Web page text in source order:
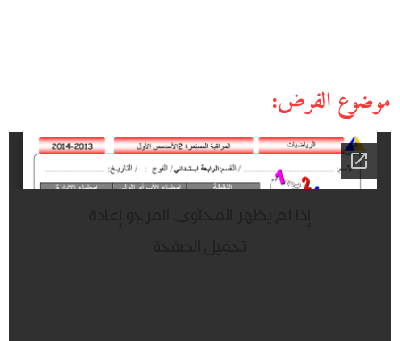
موضوع الفرض: